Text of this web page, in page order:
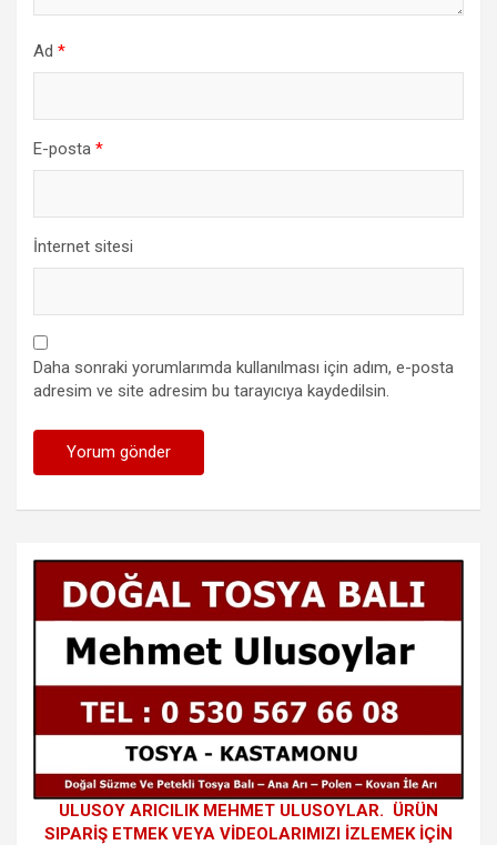
Ad *
E-posta *
İnternet sitesi
Daha sonraki yorumlarımda kullanılması için adım, e-posta
adresim ve site adresim bu tarayıcıya kaydedilsin.
ULUSOY ARICILIK MEHMET ULUSOYLAR. ÜRÜN
SIPARİŞ ETMEK VEYA VİDEOLARIMIZI İZLEMEK İÇİN